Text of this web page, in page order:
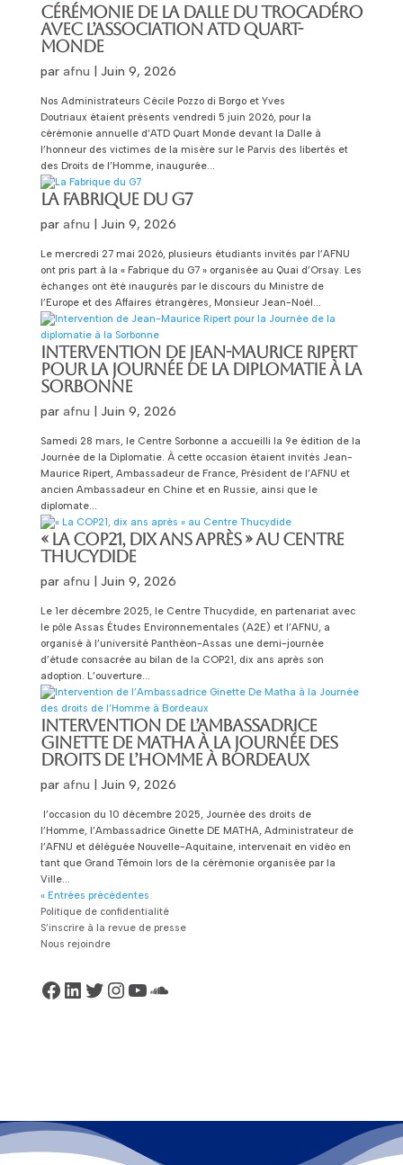
CÉRÉMONIE DE LA DALLE DU TROCADÉRO
AVEC L’ASSOCIATION ATD QUART-
MONDE
par afnu Juin 9, 2026
Nos Administrateurs Cécile Pozzo di Borgo et Yves
Doutriaux étaient présents vendredi 5 juin 2026, pour la
cérémonie annuelle d’ATD Quart Monde devant la Dalle à
l’honneur des victimes de la misère sur le Parvis des libertés et
des Droits de l’Homme, inaugurée...
LA FABRIQUE DU G7
par afnu Juin 9, 2026
Le mercredi 27 mai 2026, plusieurs étudiants invités par l’AFNU
ont pris part à la « Fabrique du G7 » organisée au Quai d’Orsay. Les
échanges ont été inaugurés par le discours du Ministre de
l’Europe et des Affaires étrangères, Monsieur Jean-Noël...
INTERVENTION DE JEAN-MAURICE RIPERT
POUR LA JOURNÉE DE LA DIPLOMATIE À LA
SORBONNE
par afnu Juin 9, 2026
Samedi 28 mars, le Centre Sorbonne a accueilli la 9e édition de la
Journée de la Diplomatie. À cette occasion étaient invités Jean-
Maurice Ripert, Ambassadeur de France, Président de l’AFNU et
ancien Ambassadeur en Chine et en Russie, ainsi que le
diplomate...
« LA COP21, DIX ANS APRÈS » AU CENTRE
THUCYDIDE
par afnu Juin 9, 2026
Le 1er décembre 2025, le Centre Thucydide, en partenariat avec
le pôle Assas Études Environnementales (A2E) et l’AFNU, a
organisé à l’université Panthéon-Assas une demi-journée
d’étude consacrée au bilan de la COP21, dix ans après son
adoption. L’ouverture...
INTERVENTION DE L’AMBASSADRICE
GINETTE DE MATHA À LA JOURNÉE DES
DROITS DE L’HOMME À BORDEAUX
par afnu Juin 9, 2026
l’occasion du 10 décembre 2025, Journée des droits de
l’Homme, l’Ambassadrice Ginette DE MATHA, Administrateur de
l’AFNU et déléguée Nouvelle-Aquitaine, intervenait en vidéo en
tant que Grand Témoin lors de la cérémonie organisée par la
Ville...
« Entrées précédentes
Politique de confidentialité
S’inscrire à la revue de presse
Nous rejoindre
Facebook
LinkedIn
Twitter
Instagram
YouTube
SoundCloud